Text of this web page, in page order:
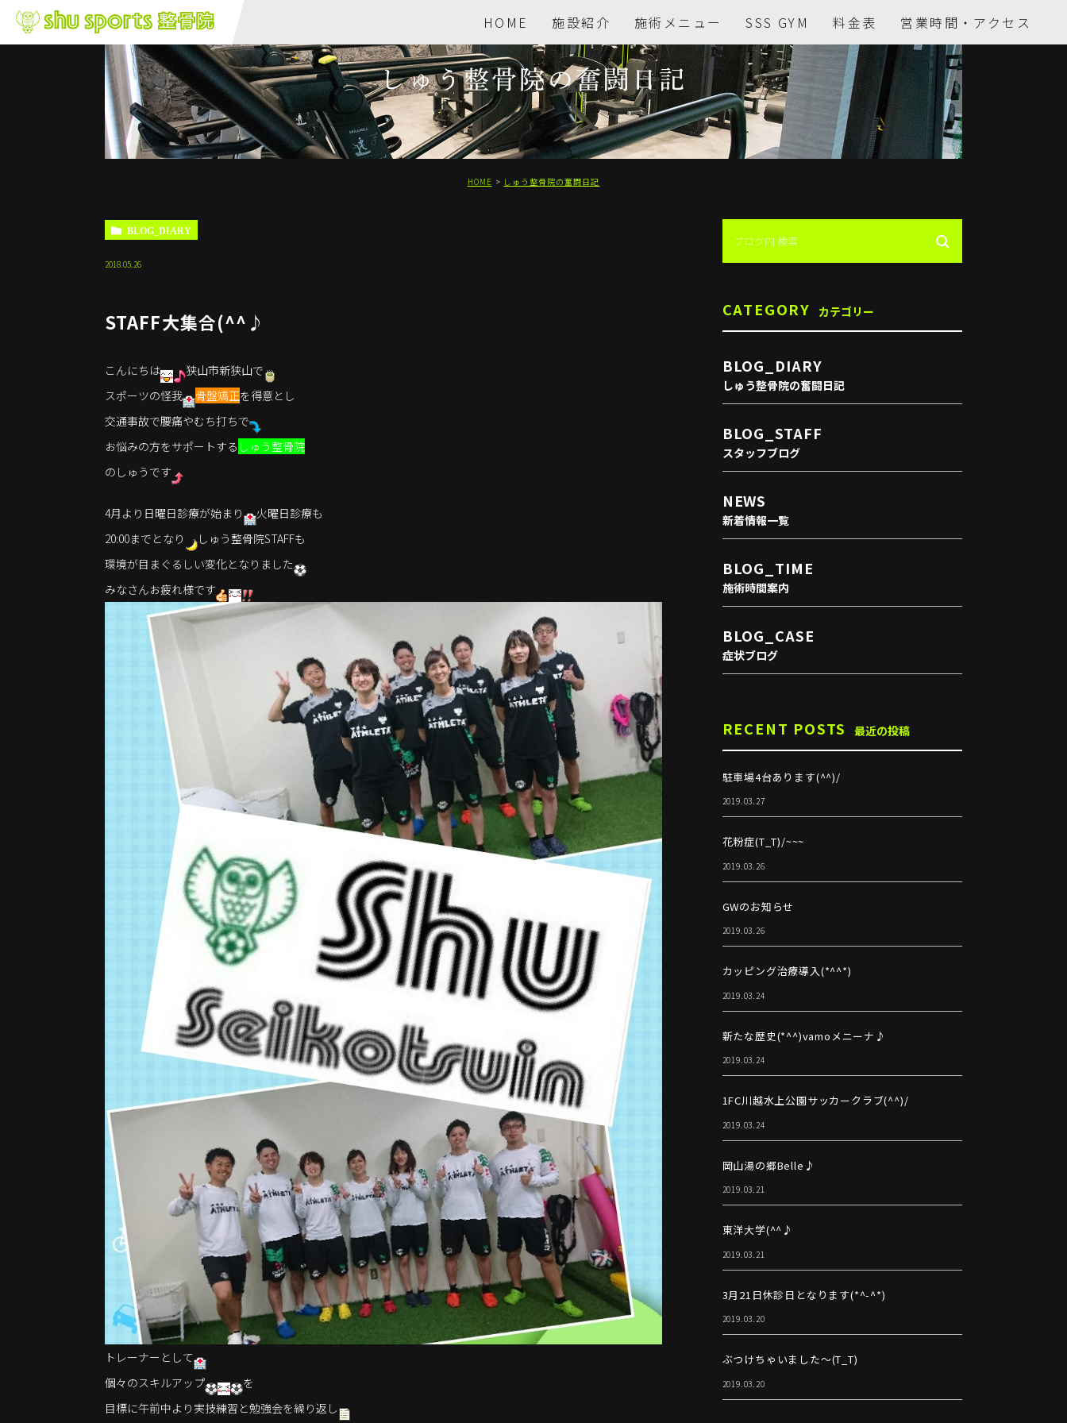
HOME 施設紹介 施術メニュー SSS GYM 料金表 営業時間・アクセス
しゅう整骨院の奮闘日記
HOME しゅう整骨院の奮闘日記
BLOG_DIARY
2018.05.26
STAFF大集合(^^♪
こんにちは
狭山市新狭山で
スポーツの怪我
骨盤矯正を得意とし
交通事故で腰痛やむち打ちで
お悩みの方をサポートする しゅう整骨院
のしゅうです
4月より日曜日診療が始まり
火曜日診療も
20:00までとなり
しゅう整骨院STAFFも
環境が目まぐるしい変化となりました
みなさんお疲れ様です
トレーナーとして
個々のスキルアップ
を
目標に午前中より実技練習と勉強会を繰り返し
CATEGORY カテゴリー
BLOG_DIARY
しゅう整骨院の奮闘日記
BLOG_STAFF
スタッフブログ
NEWS
新着情報一覧
BLOG_TIME
施術時間案内
BLOG_CASE
症状ブログ
RECENT POSTS 最近の投稿
駐車場4台あります(^^)/
2019.03.27
花粉症(T_T)/~~~
2019.03.26
GWのお知らせ
2019.03.26
カッピング治療導入(*^^*)
2019.03.24
新たな歴史(*^^)vamoメニーナ♪
2019.03.24
1FC川越水上公園サッカークラブ(^^)/
2019.03.24
岡山湯の郷Belle♪
2019.03.21
東洋大学(^^♪
2019.03.21
3月21日休診日となります(*^-^*)
2019.03.20
ぶつけちゃいました～(T_T)
2019.03.20